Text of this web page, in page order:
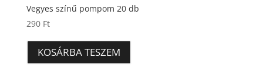
Vegyes színű pompom 20 db
290 Ft
KOSÁRBA TESZEM